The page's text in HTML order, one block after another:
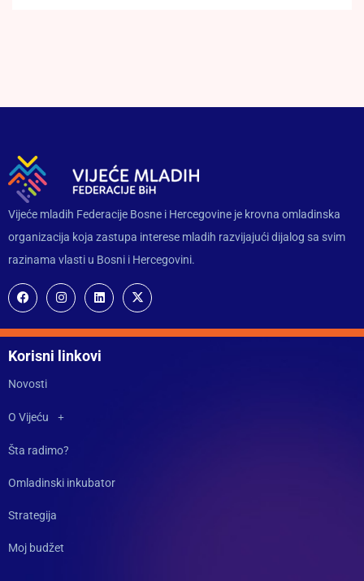
Vijeće mladih Federacije Bosne i Hercegovine je krovna omladinska
organizacija koja zastupa interese mladih razvijajući dijalog sa svim
razinama vlasti u Bosni i Hercegovini.
Korisni linkovi
Novosti
O Vijeću
Šta radimo?
Omladinski inkubator
Strategija
Moj budžet